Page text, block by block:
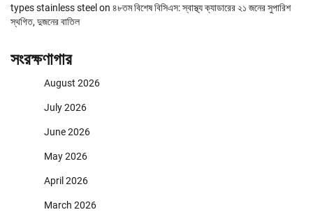
types stainless steelon ৪৮তম বিশেষ বিসিএস: স্বাস্থ্য ক্যাডারের ২১ জনের সুপারিশ
স্থগিত, দুজনের বাতিল
সংরক্ষণাগার
August 2026
July 2026
June 2026
May 2026
April 2026
March 2026